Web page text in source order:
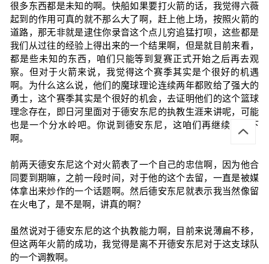
很多东西都是未知的啊。快船如果要打火箭的话，我觉得六薇
起到的作用可真的就不那么大了啊，赶上他上场，按照火箭的
道路，那无非就是逮住你录音这个点儿穷追猛打呗，这些都是
我们从过往的经验上得出来的一个结果啊，但是就目前来看，
都是些未知的东西，咱们只能等到复赛正式开始之后再去观
察。但对于火箭来说，我觉得这个赛季其实是个很好的机遇
啊。为什么这么说，他们的魔球理论连续两年都败给了强大的
勇士，这个赛季其实是个很好的机会，去证明他们的这个篮球
理念存在，即日河里面对于德安东尼的执教生涯来讲呢，可能
也是一个分水岭吧。你说到德安东尼，这咱们再继续说一下
啊。
前两天德安东尼这个对火箭表了一个自己的忠信啊，因为他合
同要到期嘛，之前一段时间，对于他的这个去留，一直是被媒
体拿出来炒作的一个话题啊。然后德安东尼就表示我当然像留
在火电了，是不是啊，讲真的啊？
虽然说对于德安东尼的这个执教能力啊，目前来说薄扁不移，
但这两年火箭的成功，我觉得是离不开德安东尼对于这支球队
的一个调教啊。